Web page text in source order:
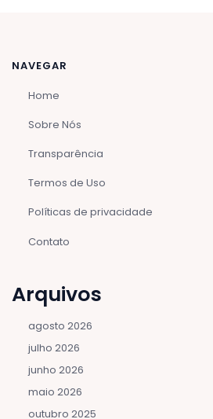
NAVEGAR
Home
Sobre Nós
Transparência
Termos de Uso
Políticas de privacidade
Contato
Arquivos
agosto 2026
julho 2026
junho 2026
maio 2026
outubro 2025